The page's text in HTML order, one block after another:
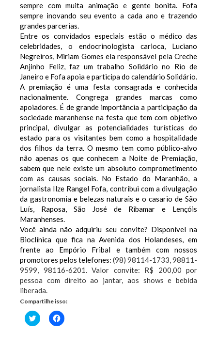
sempre com muita animação e gente bonita. Fofa
sempre inovando seu evento a cada ano e trazendo
grandes parcerias.
Entre os convidados especiais estão o médico das
celebridades, o endocrinologista carioca, Luciano
Negreiros, Miriam Gomes ela responsável pela Creche
Anjinho Feliz, faz um trabalho Solidário no Rio de
Janeiro e Fofa apoia e participa do calendário Solidário.
A premiação é uma festa consagrada e conhecida
nacionalmente. Congrega grandes marcas como
apoiadores. É de grande importância a participação da
sociedade maranhense na festa que tem com objetivo
principal, divulgar as potencialidades turísticas do
estado para os visitantes bem como a hospitalidade
dos filhos da terra. O mesmo tem como público-alvo
não apenas os que conhecem a Noite de Premiação,
sabem que nele existe um absoluto comprometimento
com as causas sociais. No Estado do Maranhão, a
jornalista Ilze Rangel Fofa, contribui com a divulgação
da gastronomia e belezas naturais e o casario de São
Luís, Raposa, São José de Ribamar e Lençóis
Maranhenses.
Você ainda não adquiriu seu convite? Disponível na
Bioclínica que fica na Avenida dos Holandeses, em
frente ao Empório Fribal e também com nossos
promotores pelos telefones: (98) 98114-1733, 98811-
9599, 98116-6201. Valor convite: R$ 200,00 por
pessoa com direito ao jantar, aos shows e bebida
liberada.
Compartilhe isso:
Clique
para
Clique
para